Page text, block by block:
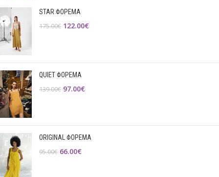
STAR ΦΟΡΕΜΑ
175.00€ 122.00€
QUIET ΦΟΡΕΜΑ
139.00€ 97.00€
ORIGINAL ΦΟΡΕΜΑ
95.00€ 66.00€